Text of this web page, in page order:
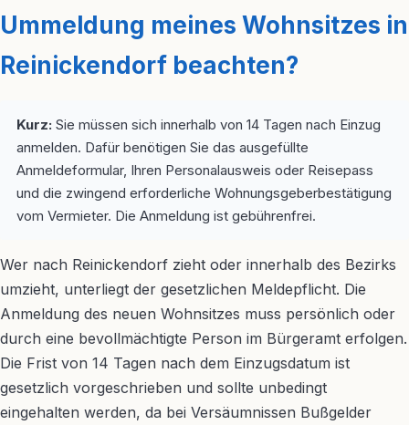
Ummeldung meines Wohnsitzes in
Reinickendorf beachten?
Kurz: Sie müssen sich innerhalb von 14 Tagen nach Einzug
anmelden. Dafür benötigen Sie das ausgefüllte
Anmeldeformular, Ihren Personalausweis oder Reisepass
und die zwingend erforderliche Wohnungsgeberbestätigung
vom Vermieter. Die Anmeldung ist gebührenfrei.
Wer nach Reinickendorf zieht oder innerhalb des Bezirks
umzieht, unterliegt der gesetzlichen Meldepflicht. Die
Anmeldung des neuen Wohnsitzes muss persönlich oder
durch eine bevollmächtigte Person im Bürgeramt erfolgen.
Die Frist von 14 Tagen nach dem Einzugsdatum ist
gesetzlich vorgeschrieben und sollte unbedingt
eingehalten werden, da bei Versäumnissen Bußgelder